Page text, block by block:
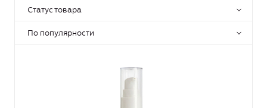
Статус товара
По популярности